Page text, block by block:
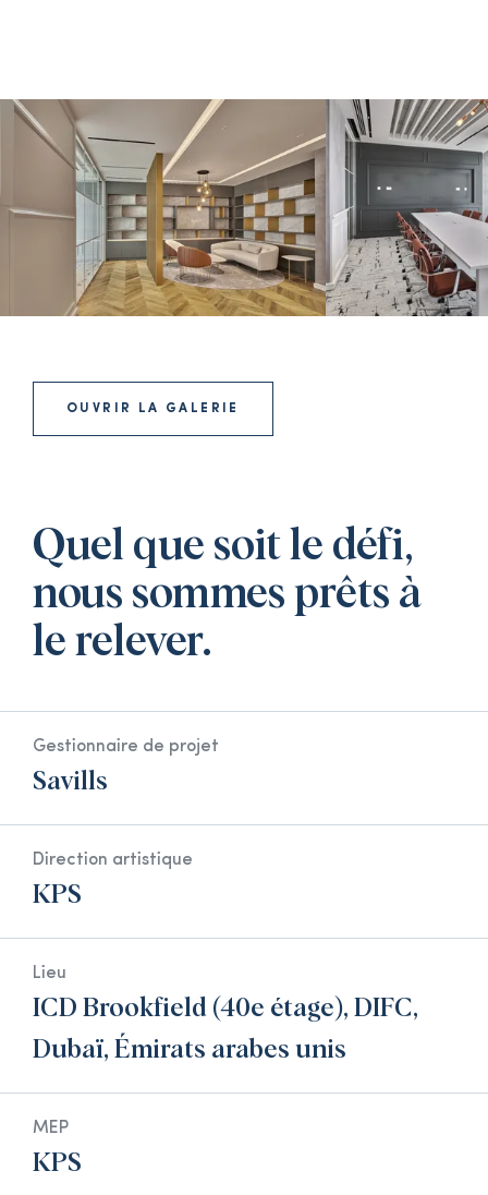
OUVRIR LA GALERIE
Quel que soit le défi,
nous sommes prêts à
le relever.
Gestionnaire de projet
Savills
Direction artistique
KPS
Lieu
ICD Brookfield (40e étage), DIFC,
Dubaï, Émirats arabes unis
MEP
KPS